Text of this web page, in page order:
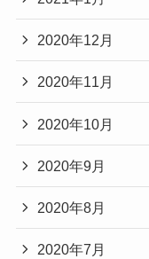
2020年12月
2020年11月
2020年10月
2020年9月
2020年8月
2020年7月